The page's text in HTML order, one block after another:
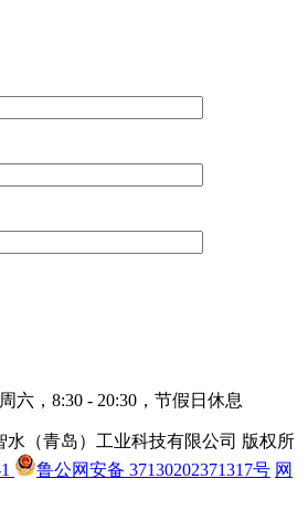
六，8:30 - 20:30，节假日休息
水（青岛）工业科技有限公司 版权所
鲁公网安备 37130202371317号 网